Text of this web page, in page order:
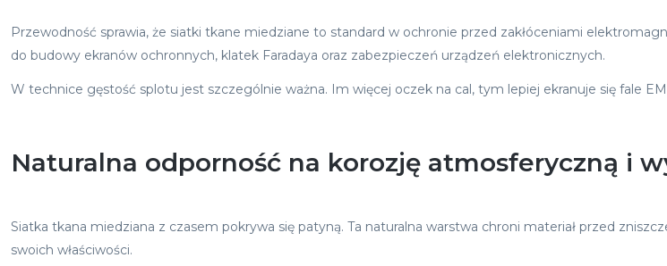
Przewodność sprawia, że siatki tkane miedziane to standard w ochronie przed zakłóceniami
do budowy ekranów ochronnych, klatek Faradaya oraz zabezpieczeń urządzeń elektronicznych.
W technice gęstość splotu jest szczególnie ważna. Im więcej oczek na cal, tym lepiej ekranuje się fale
Naturalna odporność na korozję atmosferyczną i
Siatka tkana miedziana z czasem pokrywa się patyną. Ta naturalna warstwa chroni materiał przed
swoich właściwości.